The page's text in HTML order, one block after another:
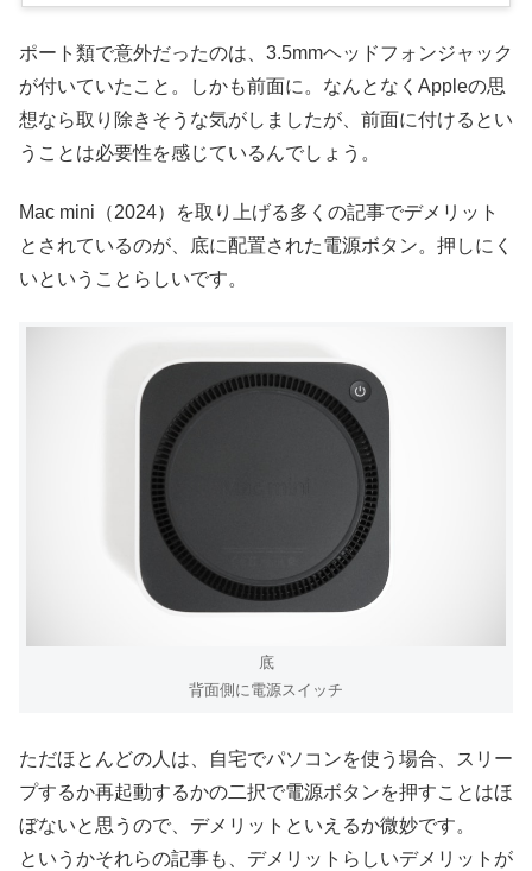
ポート類で意外だったのは、3.5mmヘッドフォンジャック
が付いていたこと。しかも前面に。なんとなくAppleの思
想なら取り除きそうな気がしましたが、前面に付けるとい
うことは必要性を感じているんでしょう。
Mac mini（2024）を取り上げる多くの記事でデメリット
とされているのが、底に配置された電源ボタン。押しにく
いということらしいです。
底
背面側に電源スイッチ
ただほとんどの人は、自宅でパソコンを使う場合、スリー
プするか再起動するかの二択で電源ボタンを押すことはほ
ぼないと思うので、デメリットといえるか微妙です。
というかそれらの記事も、デメリットらしいデメリットが